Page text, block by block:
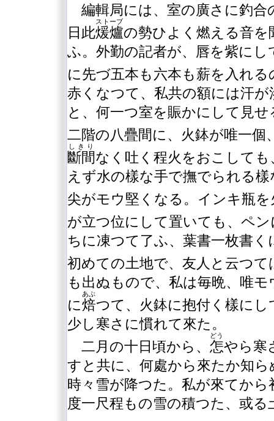
編輯局には、室の廣さに釣合
日此煖爐
ストーブ
の勢ひよく燃える音
ふ。外勤の記者が、唇を紫に
に先づ五本も六本も薪を入れ
赤くなつて、私共の額には汗
と、何一つ室を賑かにして見
二階の八疊間に、火鉢が唯一個
斷間
しきり
なく吐く程火をおこして
えず水の樣な手で撫でられる
尖がモウ堅くなる。インキ瓶
が立つ位にして置いても、ペン
ちに凍つて了ふ、葉書一枚書
初めての土地で、友人と云つて
も出ぬもので、私は毎晩、唯
に焙
あぶ
つて、火鉢に抱付く樣に
少し寒さに慣れて來た。
二月の十日頃から、 怎
どう
やら寒
すと共に、何處から來たか知
時々雪が降つた。私が來てか
度一尺程もの雪の積つた、或